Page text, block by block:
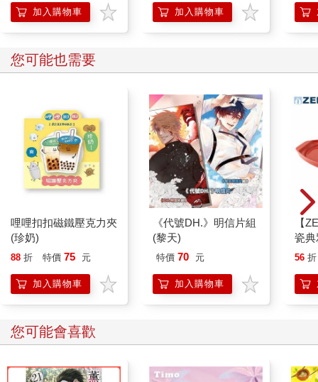
也太可憐了，竟然沒見過那種顏色的水，後來
我才意識到自己已經三十九歲，而你知道嗎呢？我也沒見過。
覺得日子很難受？
加入購物車 加入購物車
您可能也需要
哩哩扣扣磁鐵壓克力夾
(珍奶)
88 折 特價 75 元
加入購物車
《代號DH.》明信片組
(黎天)
特價 70 元
加入購物車
【
瓷
紅）
56 折
您可能會喜歡